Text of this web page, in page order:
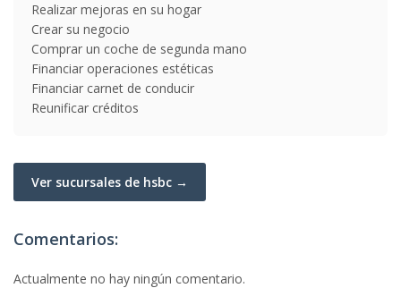
Realizar mejoras en su hogar
Crear su negocio
Comprar un coche de segunda mano
Financiar operaciones estéticas
Financiar carnet de conducir
Reunificar créditos
Ver sucursales de hsbc →
Comentarios:
Actualmente no hay ningún comentario.